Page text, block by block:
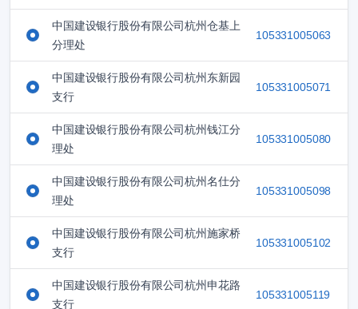
中国建设银行股份有限公司杭州仓基上
分理处
105331005063
中国建设银行股份有限公司杭州东新园
支行
105331005071
中国建设银行股份有限公司杭州钱江分
理处
105331005080
中国建设银行股份有限公司杭州名仕分
理处
105331005098
中国建设银行股份有限公司杭州施家桥
支行
105331005102
中国建设银行股份有限公司杭州申花路
支行
105331005119